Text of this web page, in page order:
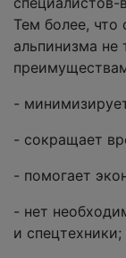
Тем более,
альпинизма не
-
- сокращает
- помогает
- нет
и спецтехники;